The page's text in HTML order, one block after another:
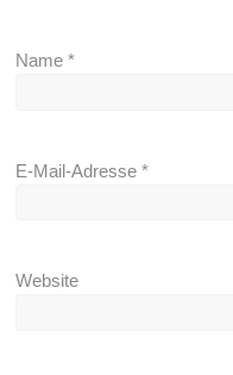
Name*
E-Mail-Adresse*
Website